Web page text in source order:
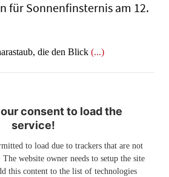
für Sonnenfinsternis am 12.
die den Blick (...)
consent to load the
service!
to load due to trackers that are not
website owner needs to setup the site
this content to the list of technologies